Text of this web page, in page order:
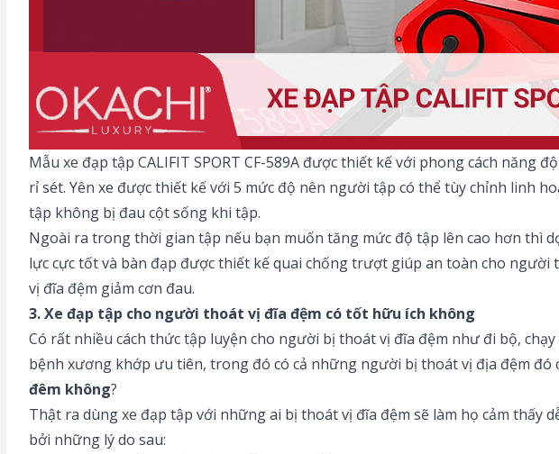
Mẫu xe đạp tập CALIFIT SPORT CF-589A được thiết kế với phong cách
rỉ sét. Yên xe được thiết kế với 5 mức độ nên người tập có thể tùy chỉnh linh
tập không bị đau cột sống khi tập.
Ngoài ra trong thời gian tập nếu bạn muốn tăng mức độ tập lên cao hơn thì
lực cực tốt và bàn đạp được thiết kế quai chống trượt giúp an toàn cho
vị đĩa đệm giảm cơn đau.
3. Xe đạp tập cho người thoát vị đĩa đệm có tốt hữu ích không
Có rất nhiều cách thức tập luyện cho người bị thoát vị đĩa đệm như đi bộ,
bệnh xương khớp ưu tiên, trong đó có cả những người bị thoát vị địa đệm đó
đêm không?
Thật ra dùng xe đạp tập với những ai bị thoát vị đĩa đệm sẽ làm họ cảm
bởi những lý do sau: